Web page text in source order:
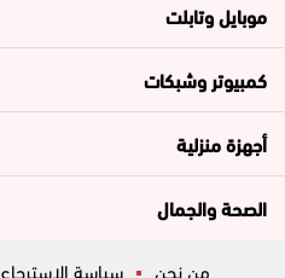
موبايل وتابلت
كمبيوتر وشبكات
أجهزة منزلية
الصحة والجمال
من نحن سياسة الاسترجاع